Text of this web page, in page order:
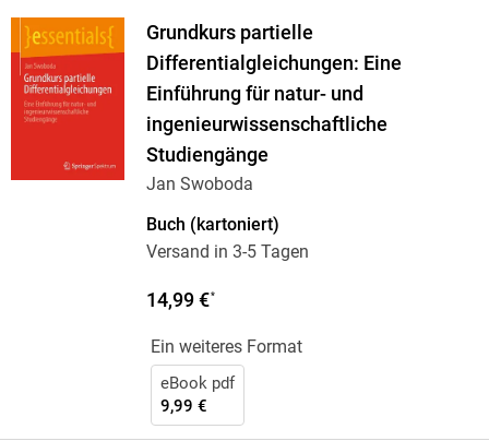
Grundkurs partielle
Differentialgleichungen: Eine
Einführung für natur- und
ingenieurwissenschaftliche
Studiengänge
Jan Swoboda
Buch (kartoniert)
Versand in 3-5 Tagen
14,99 €*
Ein weiteres Format
eBook pdf
9,99 €